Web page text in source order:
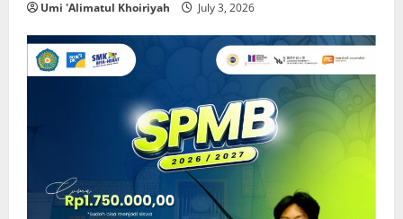
Umi 'Alimatul Khoiriyah July 3, 2026